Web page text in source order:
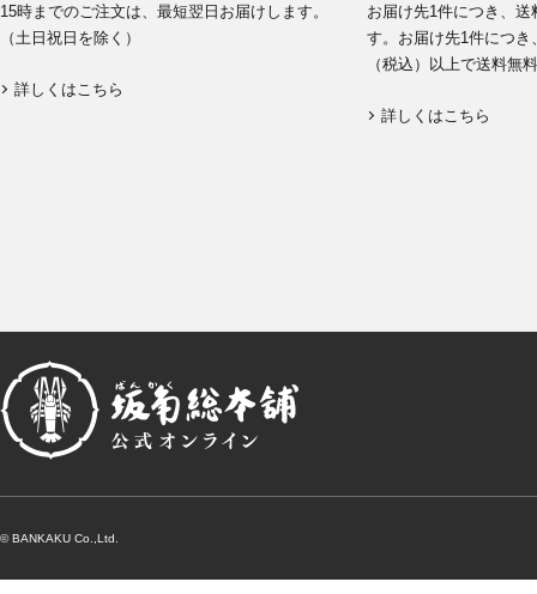
15時までのご注文は、最短翌日お届けします。
（土日祝日を除く）
詳しくはこちら
お届け先1件につき、
す。お届け先1件につき
（税込）以上で送料無
詳しくはこちら
© BANKAKU Co.,Ltd.